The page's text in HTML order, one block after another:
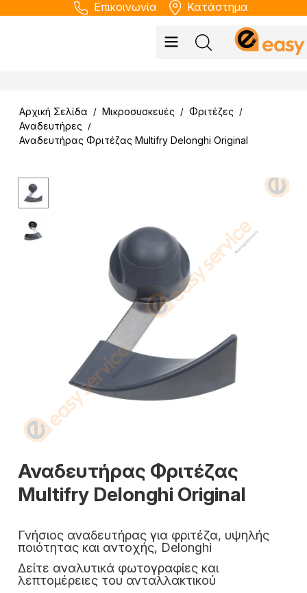
Επικοινωνία Κατάστημα
Αρχική Σελίδα / Μικροσυσκευές / Φριτέζες /
Αναδευτήρες /
Αναδευτήρας Φριτέζας Multifry Delonghi Original
Αναδευτήρας Φριτέζας
Multifry Delonghi Original
Γνήσιος αναδευτήρας για φριτέζα, υψηλής
ποιότητας και αντοχής, Delonghi
Δείτε αναλυτικά φωτογραφίες και
λεπτομέρειες του ανταλλακτικού